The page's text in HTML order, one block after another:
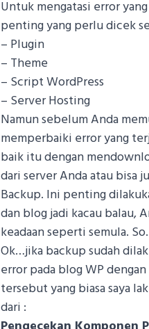
Untuk mengatasi error
penting yang perlu dicek
– Plugin
– Theme
– Script WordPress
– Server Hosting
Namun sebelum Anda
memperbaiki error yang
baik itu dengan
dari server Anda atau bisa
Backup. Ini penting
dan blog jadi kacau balau,
keadaan seperti semula.
Ok…jika backup sudah
error pada blog WP
tersebut yang biasa saya
dari :